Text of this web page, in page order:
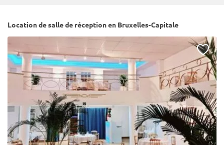
Location de salle de réception en Bruxelles-Capitale